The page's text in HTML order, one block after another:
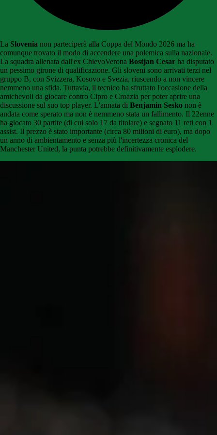
La Slovenia non parteciperà alla Coppa del Mondo 2026 ma ha
comunque trovato il modo di accendere una polemica sulla nazionale.
La squadra allenata dall'ex ChievoVerona Bostjan Cesar ha disputato
un pessimo girone di qualificazione. Gli sloveni sono arrivati terzi nel
gruppo B, con Svizzera, Kosovo e Svezia, riuscendo a non vincere
nemmeno una sfida. Tuttavia, il tecnico ha sfruttato l'occasione della
amichevoli da giocare contro Cipro e Croazia per poter aprire una
discussione sul suo top player. L'annata di Benjamin Sesko non è
andata come sperato ma non è nemmeno stata un fallimento. Il 22enne
ha giocato 30 partite (di cui solo 17 da titolare) e segnato 11 reti con 1
assist. Il prezzo è stato importante (circa 80 milioni di euro), ma dopo
un anno di ambientamento e senza più l'incertezza cronica del
Manchester United, la punta potrebbe definitivamente esplodere.